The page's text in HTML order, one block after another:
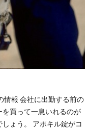
情報 会社に出勤する前の
買って一息いれるのが
ょう。 アポキル錠がコ